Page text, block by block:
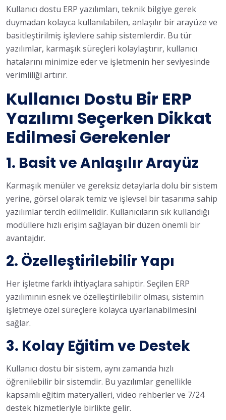
Kullanıcı dostu ERP yazılımları, teknik bilgiye gerek
duymadan kolayca kullanılabilen, anlaşılır bir arayüze ve
basitleştirilmiş işlevlere sahip sistemlerdir. Bu tür
yazılımlar, karmaşık süreçleri kolaylaştırır, kullanıcı
hatalarını minimize eder ve işletmenin her seviyesinde
verimliliği artırır.
Kullanıcı Dostu Bir ERP
Yazılımı Seçerken Dikkat
Edilmesi Gerekenler
1. Basit ve Anlaşılır Arayüz
Karmaşık menüler ve gereksiz detaylarla dolu bir sistem
yerine, görsel olarak temiz ve işlevsel bir tasarıma sahip
yazılımlar tercih edilmelidir. Kullanıcıların sık kullandığı
modüllere hızlı erişim sağlayan bir düzen önemli bir
avantajdır.
2. Özelleştirilebilir Yapı
Her işletme farklı ihtiyaçlara sahiptir. Seçilen ERP
yazılımının esnek ve özelleştirilebilir olması, sistemin
işletmeye özel süreçlere kolayca uyarlanabilmesini
sağlar.
3. Kolay Eğitim ve Destek
Kullanıcı dostu bir sistem, aynı zamanda hızlı
öğrenilebilir bir sistemdir. Bu yazılımlar genellikle
kapsamlı eğitim materyalleri, video rehberler ve 7/24
destek hizmetleriyle birlikte gelir.